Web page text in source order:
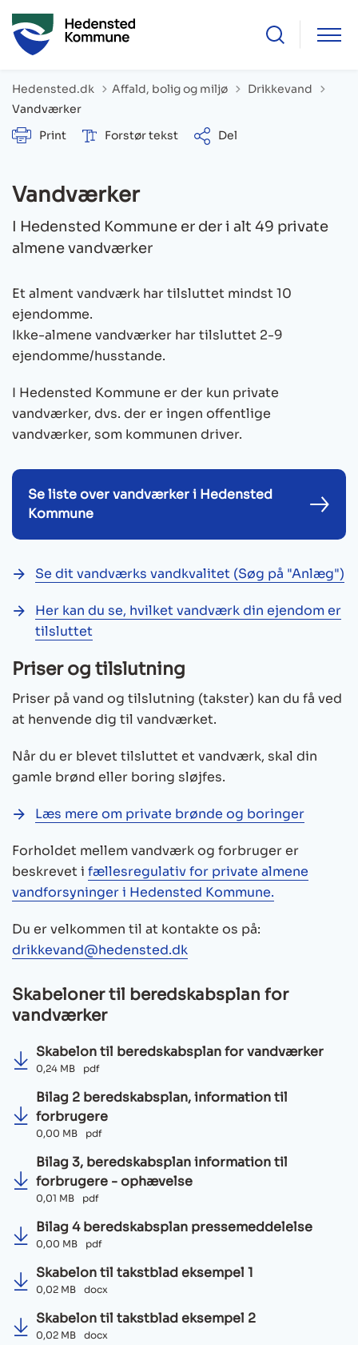
Hedensted.dk Affald, bolig og miljø Tilbage til
Drikkevand
Vandværker
Print
Forstør tekst Del
Vandværker
I Hedensted Kommune er der i alt 49 private
almene vandværker
Et alment vandværk har tilsluttet mindst 10
ejendomme.
Ikke-almene vandværker har tilsluttet 2-9
ejendomme/husstande.
I Hedensted Kommune er der kun private
vandværker, dvs. der er ingen offentlige
vandværker, som kommunen driver.
Se liste over vandværker i Hedensted
Kommune
Se dit vandværks vandkvalitet (Søg på "Anlæg")
Her kan du se, hvilket vandværk din ejendom er
tilsluttet
Priser og tilslutning
Priser på vand og tilslutning (takster) kan du få ved
at henvende dig til vandværket.
Når du er blevet tilsluttet et vandværk, skal din
gamle brønd eller boring sløjfes.
Læs mere om private brønde og boringer
Forholdet mellem vandværk og forbruger er
beskrevet i fællesregulativ for private almene
vandforsyninger i Hedensted Kommune.
Du er velkommen til at kontakte os på:
drikkevand@hedensted.dk
Skabeloner til beredskabsplan for
vandværker
Skabelon til beredskabsplan for vandværker
0,24 MB pdf
Bilag 2 beredskabsplan, information til
forbrugere
0,00 MB pdf
Bilag 3, beredskabsplan information til
forbrugere - ophævelse
0,01 MB pdf
Bilag 4 beredskabsplan pressemeddelelse
0,00 MB pdf
Skabelon til takstblad eksempel 1
0,02 MB docx
Skabelon til takstblad eksempel 2
0,02 MB docx